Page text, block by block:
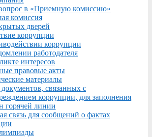
в «Приемную комиссию»
комиссия
дверей
коррупции
коррупции
работодателя
интересов
правовые акты
материалы
связанных с
коррупции, для заполнения
горячей линии
связь для сообщений о фактах